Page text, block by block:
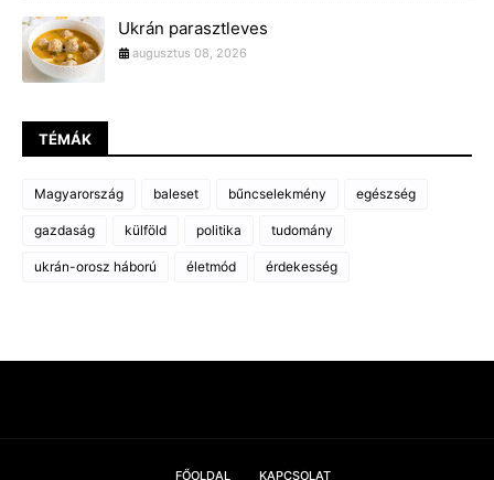
Ukrán parasztleves
augusztus 08, 2026
TÉMÁK
Magyarország baleset bűncselekmény egészség
gazdaság külföld politika tudomány
ukrán-orosz háború életmód érdekesség
FŐOLDAL KAPCSOLAT